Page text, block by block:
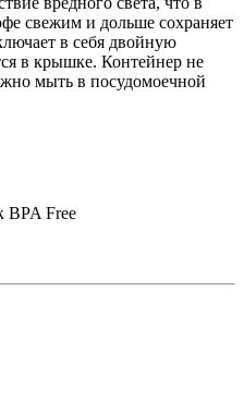
свежим и дольше сохраняет
в себя двойную
в крышке. Контейнер не
мыть в посудомоечной
BPA Free